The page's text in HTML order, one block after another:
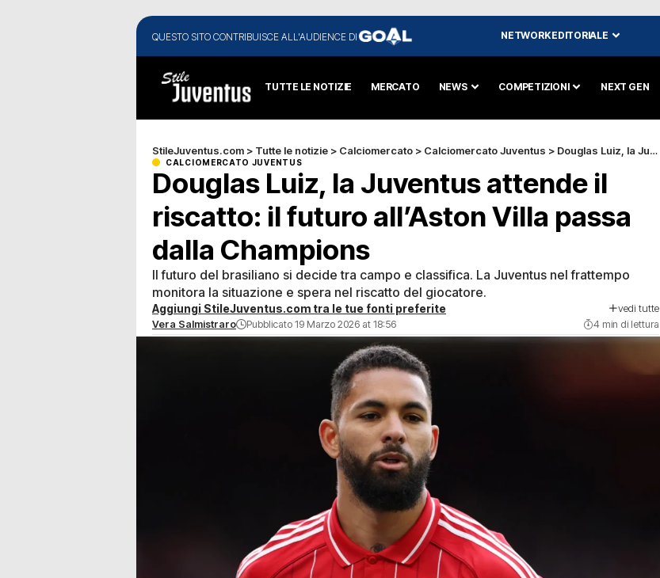
QUESTO SITO CONTRIBUISCE ALL'AUDIENCE DI NETWORK EDITORIALE
TUTTE LE NOTIZIE MERCATO NEWS COMPETIZIONI NEXT GEN
StileJuventus.com > Tutte le notizie > Calciomercato > Calciomercato Juventus > Douglas Luiz, la Juventus attende il riscatto: il futuro all’Aston Villa passa dalla Champions
CALCIOMERCATO JUVENTUS
Douglas Luiz, la Juventus attende il
riscatto: il futuro all’Aston Villa passa
dalla Champions
Il futuro del brasiliano si decide tra campo e classifica. La Juventus nel frattempo
monitora la situazione e spera nel riscatto del giocatore.
Aggiungi StileJuventus.com tra le tue fonti preferite vedi tutte
Vera Salmistraro Pubblicato 19 Marzo 2026 at 18:56 4 min di lettura